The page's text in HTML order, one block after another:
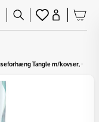
Tangle m/kovser, Green